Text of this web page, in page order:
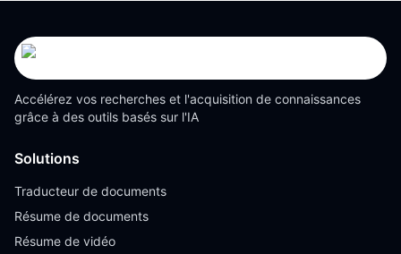
Accélérez vos recherches et l'acquisition de connaissances
grâce à des outils basés sur l'IA
Solutions
Traducteur de documents
Résume de documents
Résume de vidéo